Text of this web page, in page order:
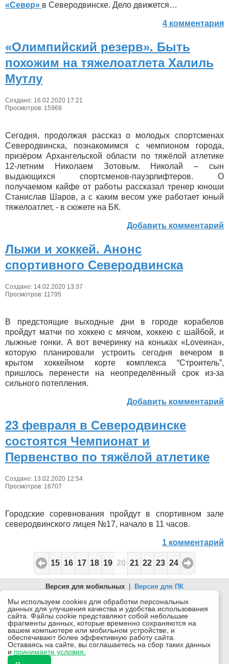
«Север» в Северодвинске. Дело движется…
4 комментария
«Олимпийский резерв». Быть
похожим на тяжелоатлета Халиль
Мутлу
Создано: 16.02.2020 17:21
Просмотров: 15968
Сегодня, продолжая рассказ о молодых спортсменах
Северодвинска, познакомимся с чемпионом города,
призёром Архангельской области по тяжёлой атлетике
12-летним Николаем Зотовым. Николай – сын
выдающихся спортсменов-пауэрлифтеров. О
получаемом кайфе от работы рассказал тренер юноши
Станислав Шаров, а с каким весом уже работает юный
тяжелоатлет, - в сюжете на БК.
Добавить комментарий
Лыжи и хоккей. Анонс
спортивного Северодвинска
Создано: 14.02.2020 13:37
Просмотров: 11795
В предстоящие выходные дни в городе корабелов
пройдут матчи по хоккею с мячом, хоккею с шайбой, и
лыжные гонки. А вот вечеринку на коньках «Loveина»,
которую планировали устроить сегодня вечером в
крытом хоккейном корте комплекса “Строитель”,
пришлось перенести на неопределённый срок из-за
сильного потепления.
Добавить комментарий
23 февраля в Северодвинске
состоятся Чемпионат и
Первенство по тяжёлой атлетике
Создано: 13.02.2020 12:54
Просмотров: 16707
Городские соревнования пройдут в спортивном зале
северодвинского лицея №17, начало в 11 часов.
1 комментарий
15 16 17 18 19 20 21 22 23 24
Версия для мобильных | Версия для ПК
© 2026 Беломорканал Северодвинск tv29.ru
Joomla!is Free Software released under the GNU General Public
License.
Mobile version byMobile Joomla!
Desktop Version
Мы используем cookies для обработки персональных
данных для улучшения качества и удобства использования
сайта. Файлы cookie представляют собой небольшие
фрагменты данных, которые временно сохраняются на
вашем компьютере или мобильном устройстве, и
обеспечивают более эффективную работу сайта.
Оставаясь на сайте, вы соглашаетесь на сбор таких данных
и принимаете условия.